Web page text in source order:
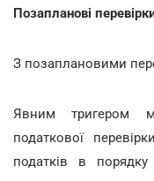
Позапланові
З позаплановими
Явним тригером
податкової
податків в